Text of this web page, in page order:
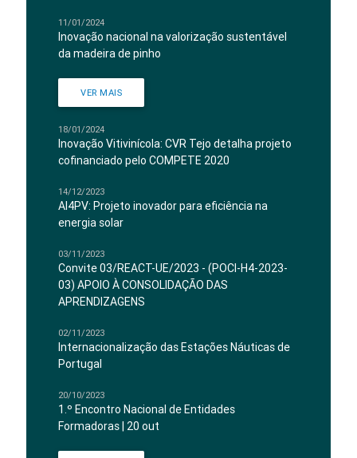
11/01/2024
Inovação nacional na valorização sustentável
da madeira de pinho
VER MAIS
18/01/2024
Inovação Vitivinícola: CVR Tejo detalha projeto
cofinanciado pelo COMPETE 2020
14/12/2023
AI4PV: Projeto inovador para eficiência na
energia solar
03/11/2023
Convite 03/REACT-UE/2023 - (POCI-H4-2023-
03) APOIO À CONSOLIDAÇÃO DAS
APRENDIZAGENS
02/11/2023
Internacionalização das Estações Náuticas de
Portugal
20/10/2023
1.º Encontro Nacional de Entidades
Formadoras | 20 out